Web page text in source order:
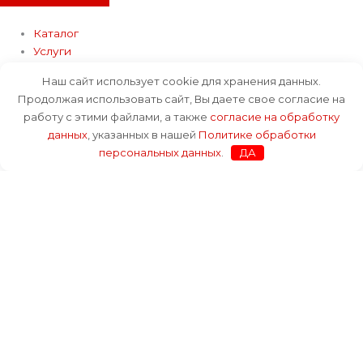
Каталог
Услуги
О компании
Блог
Контакты
Наш сайт использует cookie для хранения данных.
Продолжая использовать сайт, Вы даете свое согласие на
работу с этими файлами, а также согласие на обработку
данных, указанных в нашей Политике обработки
персональных данных. ДА